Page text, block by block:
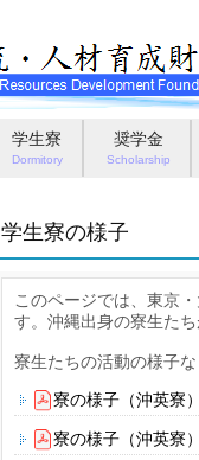
学生寮
Dormitory
奨学金
Scholarship
学生寮の様子
このページでは、東京
す。沖縄出身の寮生た
寮生たちの活動の様子
寮の様子（沖英寮
寮の様子（沖英寮